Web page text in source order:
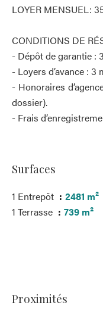
LOYER MENSUEL:
CONDITIONS DE
- Dépôt de garantie :
- Loyers d’avance : 3
- Honoraires
dossier).
- Frais
Surfaces
1 Entrepôt
2481 m²
1 Terrasse
739 m²
Proximités